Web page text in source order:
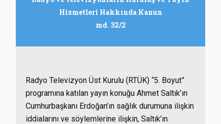
Hizmetleri Hakkında Kanun
md. 32/2
Radyo Televizyon Üst Kurulu (RTÜK) “5. Boyut”
programına katılan yayın konuğu Ahmet Saltık’ın
Cumhurbaşkanı Erdoğan’ın sağlık durumuna ilişkin
iddialarını ve söylemlerine ilişkin, Saltık’ın